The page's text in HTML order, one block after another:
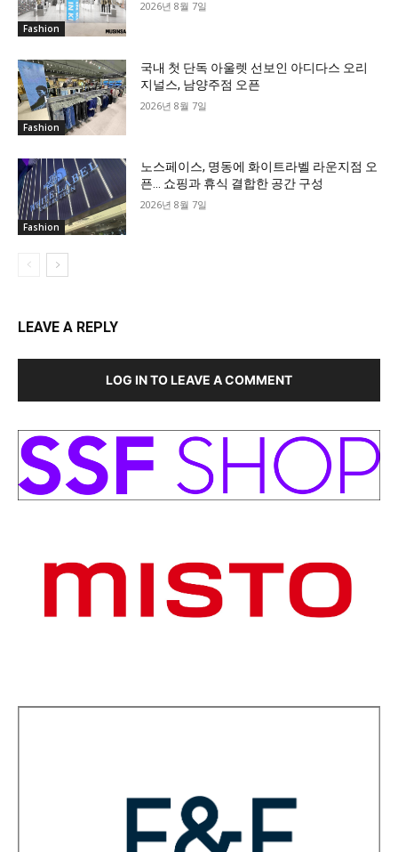
Fashion
2026년 8월 7일
Fashion
국내 첫 단독 아울렛 선보인 아디다스 오리
지널스, 남양주점 오픈
2026년 8월 7일
Fashion
노스페이스, 명동에 화이트라벨 라운지점 오
픈… 쇼핑과 휴식 결합한 공간 구성
2026년 8월 7일
LEAVE A REPLY
LOG IN TO LEAVE A COMMENT